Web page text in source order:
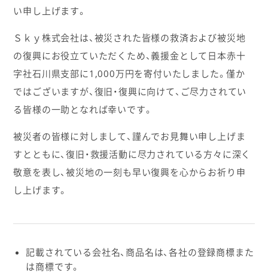
い申し上げます。
Ｓｋｙ株式会社は、被災された皆様の救済および被災地
の復興にお役立ていただくため、義援金として日本赤十
字社石川県支部に1,000万円を寄付いたしました。僅か
ではございますが、復旧・復興に向けて、ご尽力されてい
る皆様の一助となれば幸いです。
被災者の皆様に対しまして、謹んでお見舞い申し上げま
すとともに、復旧・救援活動に尽力されている方々に深く
敬意を表し、被災地の一刻も早い復興を心からお祈り申
し上げます。
記載されている会社名、商品名は、各社の登録商標また
は商標です。